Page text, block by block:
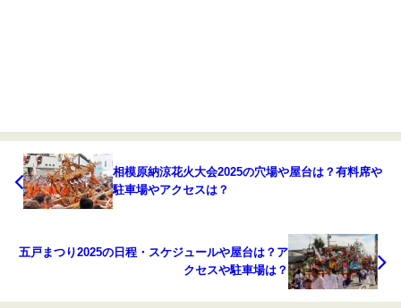
相模原納涼花火大会2025の穴場や屋台は？有料席や
駐車場やアクセスは？
五戸まつり2025の日程・スケジュールや屋台は？ア
クセスや駐車場は？